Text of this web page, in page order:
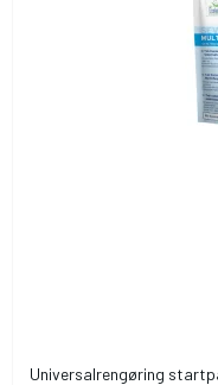
Universalrengøring